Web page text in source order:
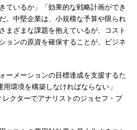
ているか」「効果的な戦略計画ができ
。中堅企業は、小規模な予算や限られ
まざまな課題を抱えているが、コスト
ョンの原資を確保することが、ビジネ
ーメーションの目標達成を支援するた
環境を構築しなければならない」
クターでアナリストのジョセフ・プ